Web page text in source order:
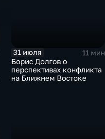
31 июля
11 мин
Борис Долгов о
перспективах конфликта
на Ближнем Востоке